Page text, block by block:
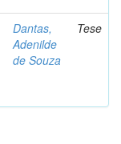
Dantas,
Adenilde
de Souza
Tese